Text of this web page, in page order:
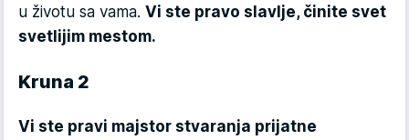
u životu sa vama. Vi ste pravo slavlje, činite svet
svetlijim mestom.
Kruna 2
Vi ste pravi majstor stvaranja prijatne